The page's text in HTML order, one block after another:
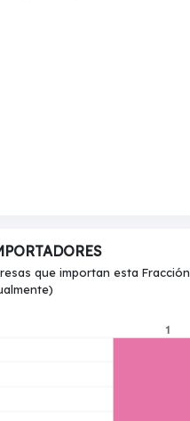
que importan esta Fracción